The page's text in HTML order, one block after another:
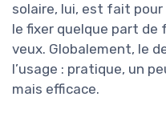
solaire, lui, est fait
le fixer quelque part
veux. Globalement, le
l’usage : pratique, un
mais efficace.